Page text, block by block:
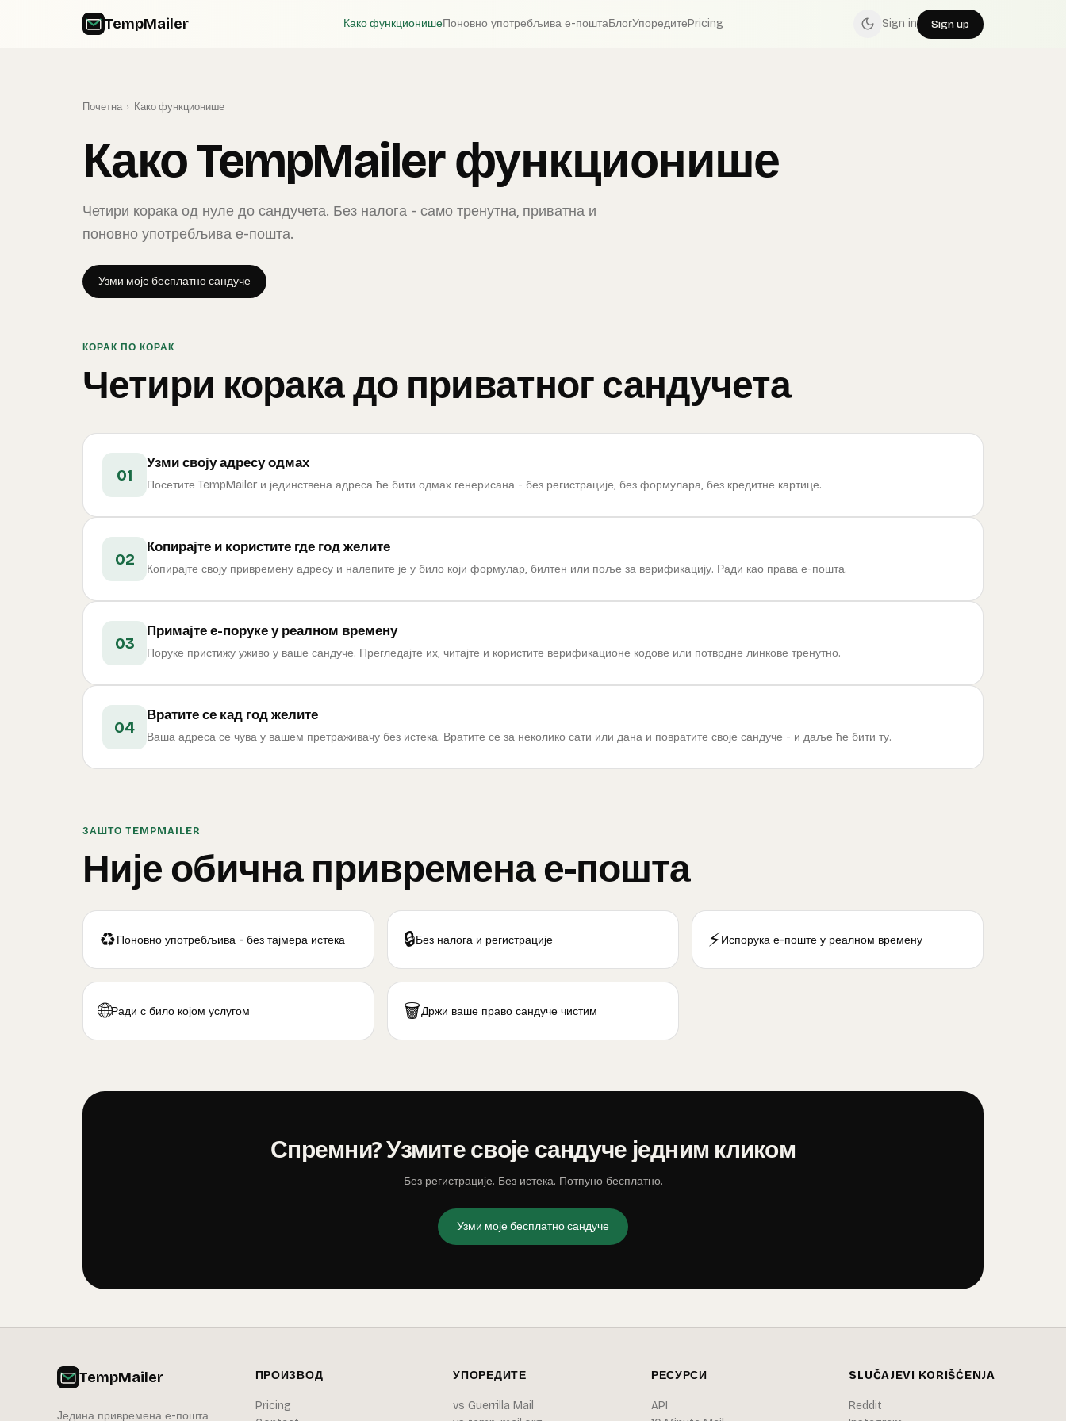
TempMailer Како функционишеПоновно употребљива е-поштаБлогУпоредитеPricing Sign in Sign up
Почетна › Како функционише
Како TempMailer функционише
Четири корака од нуле до сандучета. Без налога - само тренутна, приватна и
поновно употребљива е-пошта.
Узми моје бесплатно сандуче
КОРАК ПО КОРАК
Четири корака до приватног сандучета
01
Узми своју адресу одмах
Посетите TempMailer и јединствена адреса ће бити одмах генерисана - без регистрације, без формулара, без кредитне картице.
02
Копирајте и користите где год желите
Копирајте своју привремену адресу и налепите је у било који формулар, билтен или поље за верификацију. Ради као права е-пошта.
03
Примајте е-поруке у реалном времену
Поруке пристижу уживо у ваше сандуче. Прегледајте их, читајте и користите верификационе кодове или потврдне линкове тренутно.
04
Вратите се кад год желите
Ваша адреса се чува у вашем претраживачу без истека. Вратите се за неколико сати или дана и повратите своје сандуче - и даље ће бити ту.
ЗАШТО TEMPMAILER
Није обична привремена е-пошта
♻️Поновно употребљива - без тајмера истека 🔒Без налога и регистрације ⚡Испорука е-поште у реалном времену
🌐Ради с било којом услугом 🗑️Држи ваше право сандуче чистим
Спремни? Узмите своје сандуче једним кликом
Без регистрације. Без истека. Потпуно бесплатно.
Узми моје бесплатно сандуче
TempMailer
Једина привремена е-пошта
ПРОИЗВОД
Pricing
УПОРЕДИТЕ
vs Guerrilla Mail
РЕСУРСИ
API
SLUČAJEVI KORIŠĆENJA
Reddit